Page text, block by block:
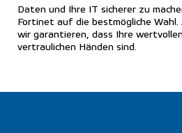
Daten und Ihre IT sicherer zu
Fortinet auf die bestmögliche Wahl.
wir garantieren, dass Ihre
vertraulichen Händen sind.